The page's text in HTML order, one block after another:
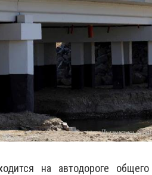
на автодороге